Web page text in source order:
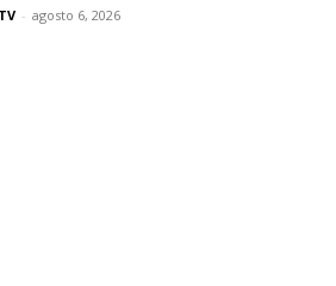
- agosto 6, 2026